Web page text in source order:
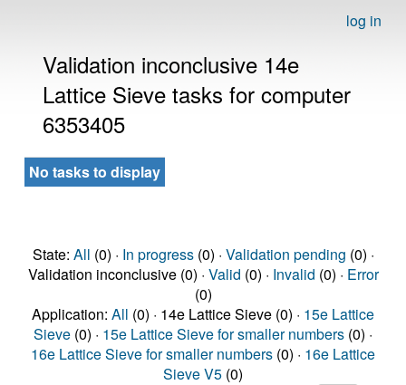
log in
Validation inconclusive 14e
Lattice Sieve tasks for computer
6353405
No tasks to display
State: All (0) · In progress(0) · Validation pending (0) ·
Validation inconclusive (0) · Valid (0) · Invalid (0) · Error
(0)
Application: All (0) · 14e Lattice Sieve (0) · 15e Lattice
Sieve (0) · 15e Lattice Sieve for smaller numbers (0) ·
16e Lattice Sieve for smaller numbers (0) · 16e Lattice
Sieve V5 (0)